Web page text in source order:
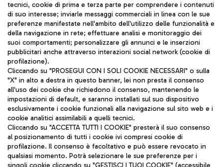
TRAVEL JOURNAL
ITA
Aeroporti di Roma S.p.A. - Società soggetta a direzione e
coordinamento di Mundys S.p.A.
Codice fiscale e Registro delle Imprese di Roma 13032990155 P.
IVA 06572251004
Capitale sociale 62.224.743,00 int. vers.
tecnici, cookie di prima e terza parte per comprendere i contenuti
di suo interesse; inviarle messaggi commerciali in linea con le sue
preferenze manifestate nell'ambito dell'utilizzo delle funzionalità e
della navigazione in rete; effettuare analisi e monitoraggio dei
suoi comportamenti; personalizzare gli annunci e le inserzioni
pubblicitari anche attraverso interazioni social network (cookie di
profilazione).
Cliccando su "PROSEGUI CON I SOLI COOKIE NECESSARI" o sulla
"X" in alto a destra in questo banner, lei non presta il consenso
all'uso dei cookie che richiedono il consenso, mantenendo le
impostazioni di default, e saranno installati sul suo dispositivo
esclusivamente i cookie funzionali alla navigazione sul sito web e i
cookie analitici assimilabili a quelli tecnici.
Cliccando su "ACCETTA TUTTI I COOKIE" presterà il suo consenso
al posizionamento di tutti i cookie ivi compresi cookie di
profilazione. Il consenso è facoltativo e può essere revocato in
qualsiasi momento. Potrà selezionare le sue preferenze per i
singoli cookie cliccando su "GESTISCI I TUOI COOKIE" (accessibile